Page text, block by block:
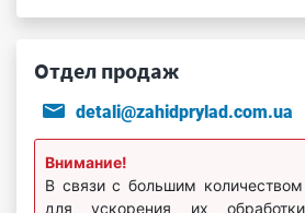
Отдел продаж
detali@zahidprylad.com.ua
Внимание!
В связи с большим
для ускорения их